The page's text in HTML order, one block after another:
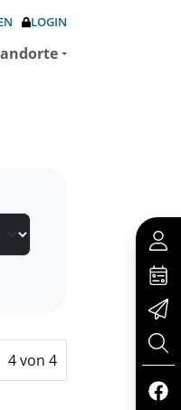
LOGIN
Vorheriger Treffer
4 von 4